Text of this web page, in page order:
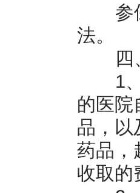
参保
法。
四、
1、
的医院
品，以
药品，
收取的